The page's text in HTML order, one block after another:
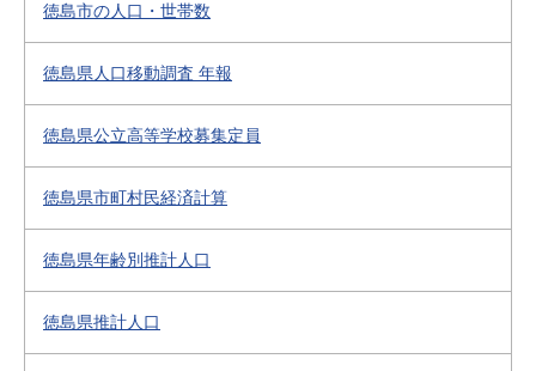
徳島市の人口・世帯数
徳島県人口移動調査 年報
徳島県公立高等学校募集定員
徳島県市町村民経済計算
徳島県年齢別推計人口
徳島県推計人口